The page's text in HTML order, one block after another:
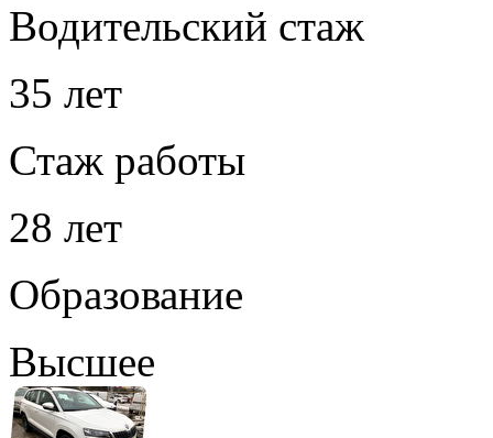
Водительский стаж
35 лет
Стаж работы
28 лет
Образование
Высшее